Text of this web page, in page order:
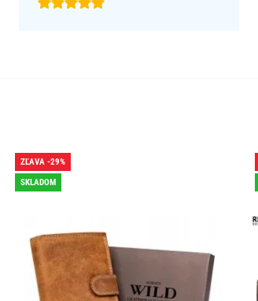
ZĽAVA -29%
SKLADOM